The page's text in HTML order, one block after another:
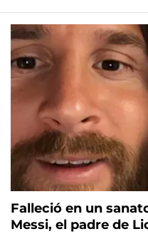
Falleció en un
Messi, el padre de